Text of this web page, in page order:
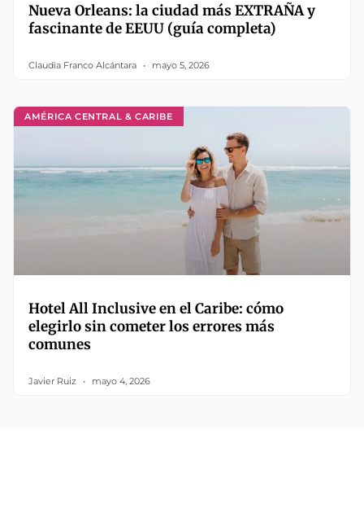
Nueva Orleans: la ciudad más EXTRAÑA y
fascinante de EEUU (guía completa)
Claudia Franco Alcántara mayo 5, 2026
AMÉRICA CENTRAL & CARIBE
Hotel All Inclusive en el Caribe: cómo
elegirlo sin cometer los errores más
comunes
Javier Ruiz mayo 4, 2026